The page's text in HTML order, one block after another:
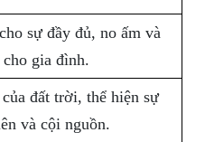
sự đầy đủ, no ấm và
gia đình.
đất trời, thể hiện sự
và cội nguồn.